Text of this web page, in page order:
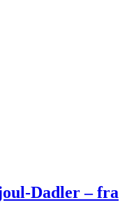
Dadler – fra